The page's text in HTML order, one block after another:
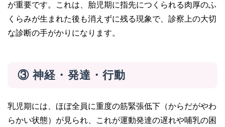
が重要です。これは、胎児期に指先につくられる肉厚のふ
くらみが生まれた後も消えずに残る現象で、診察上の大切
な診断の手がかりになります。
③ 神経・発達・行動
乳児期には、ほぼ全員に重度の筋緊張低下（からだがやわ
らかい状態）が見られ、これが運動発達の遅れや哺乳の困